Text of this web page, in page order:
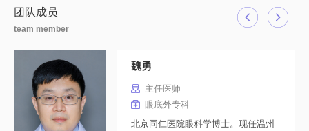
术、27g飞蚊症微创玻切术；并在国内较早开展了
大批新技术，如视网膜下注药、折叠式人工玻璃体
色人工晶体巩膜挂钩固定术（国际发明专利）、晶
体全脱位串烧手术（国际发明专利）等个性化诊
疗，使许多以往无法医治的眼底、眼外伤复杂疑难
病症得到成功的救治。本科目前已跻身国内一流行
列，成为国内颇具知名度的眼底外科专科。
团队成员
team member
魏勇
主任医师
眼底外专科
北京同仁医院眼科学博士。现任温州